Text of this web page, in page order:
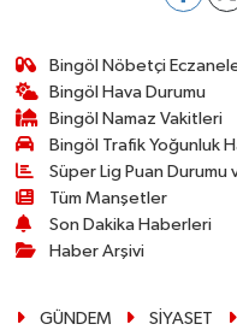
Bingöl Nöbetçi
Bingöl Hava Durumu
Bingöl Namaz Vakitleri
Bingöl Trafik Yoğunluk
Süper Lig Puan Durumu
Tüm Manşetler
Son Dakika Haberleri
Haber Arşivi
GÜNDEM SİYASET